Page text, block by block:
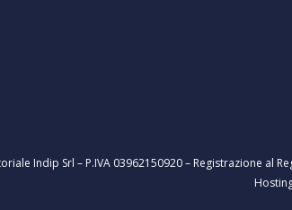
Indip Srl – P.IVA 03962150920 – Registrazione al